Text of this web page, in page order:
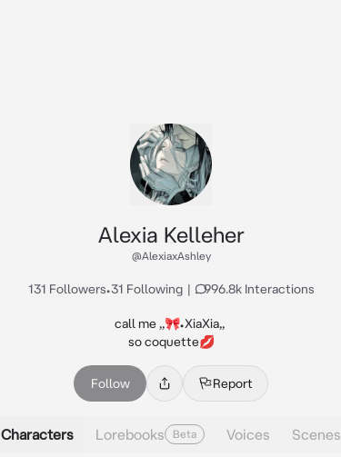
Alexia Kelleher
@AlexiaxAshley
131 Followers•31 Following | 996.8k Interactions
call me ,,🎀•XiaXia,,
so coquette💋
Follow Report
Characters Lorebooks Beta Voices Scenes